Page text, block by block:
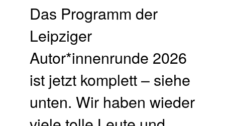
Das Programm der
Leipziger
Autor*innenrunde 2026
ist jetzt komplett – siehe
unten. Wir haben wieder